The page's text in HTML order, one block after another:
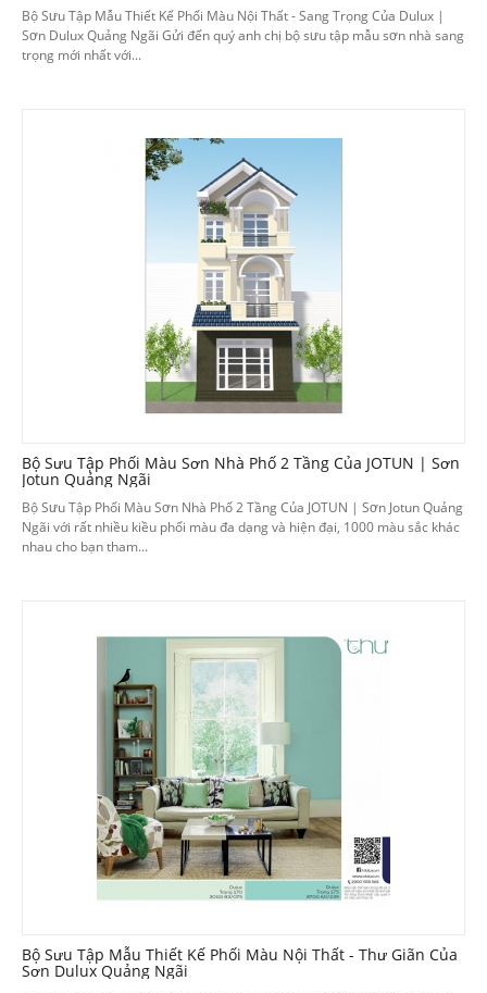
Bộ Sưu Tập Mẫu Thiết Kế Phối Màu Nội Thất - Sang Trọng Của Dulux |
Sơn Dulux Quảng Ngãi Gửi đến quý anh chị bộ sưu tập mẫu sơn nhà sang
trọng mới nhất với...
Bộ Sưu Tập Phối Màu Sơn Nhà Phố 2 Tầng Của JOTUN | Sơn
Jotun Quảng Ngãi
Bộ Sưu Tập Phối Màu Sơn Nhà Phố 2 Tầng Của JOTUN | Sơn Jotun Quảng
Ngãi với rất nhiều kiều phối màu đa dạng và hiện đại, 1000 màu sắc khác
nhau cho bạn tham...
Bộ Sưu Tập Mẫu Thiết Kế Phối Màu Nội Thất - Thư Giãn Của
Sơn Dulux Quảng Ngãi